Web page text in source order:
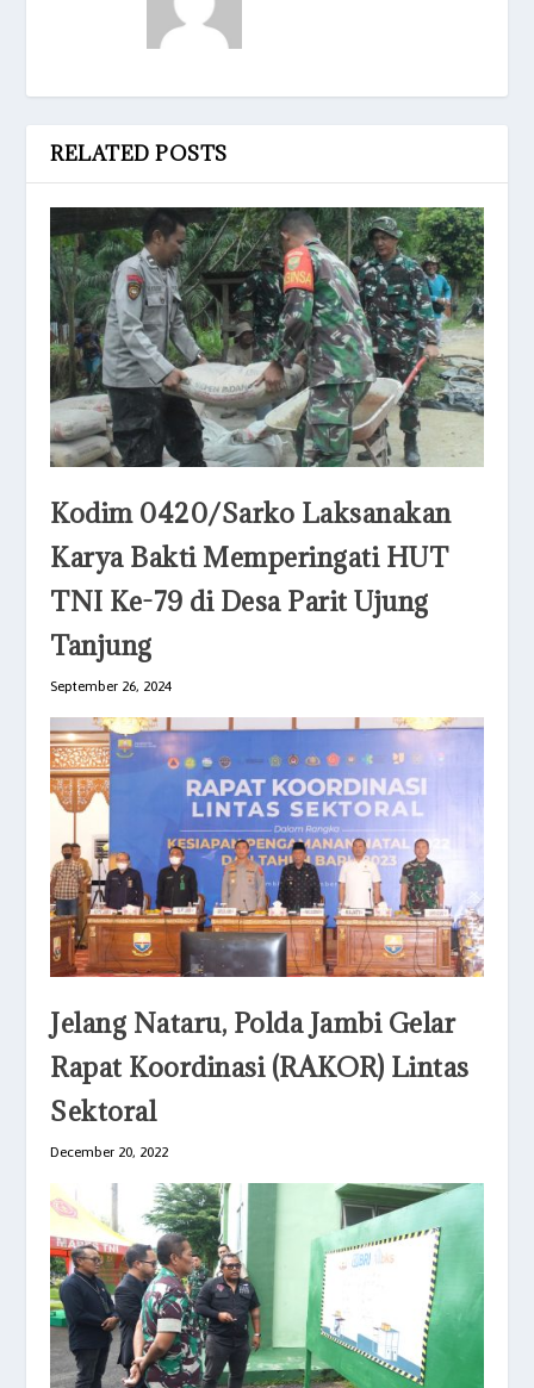
RELATED POSTS
Kodim 0420/Sarko Laksanakan
Karya Bakti Memperingati HUT
TNI Ke-79 di Desa Parit Ujung
Tanjung
September 26, 2024
Jelang Nataru, Polda Jambi Gelar
Rapat Koordinasi (RAKOR) Lintas
Sektoral
December 20, 2022